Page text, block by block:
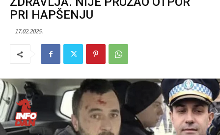
PRI HAPŠENJU
17.02.2025.